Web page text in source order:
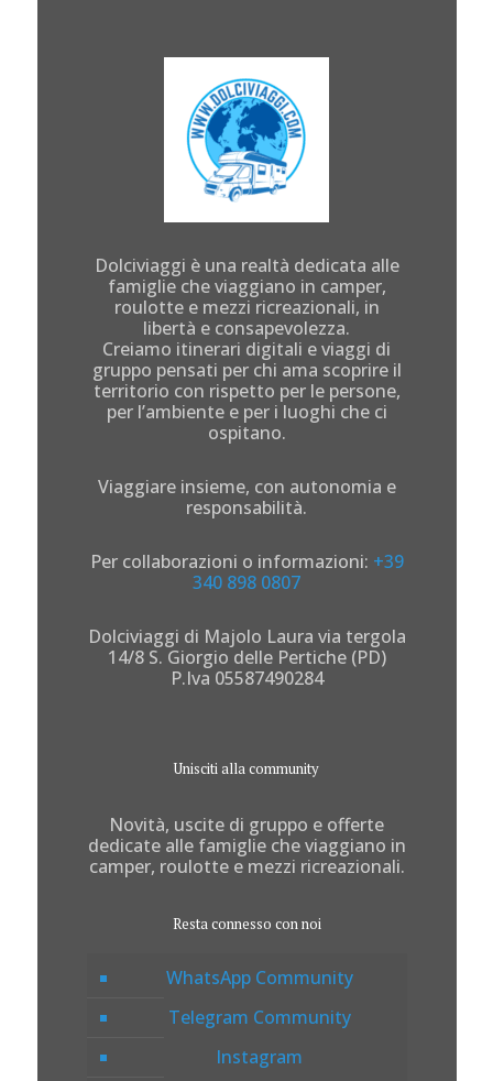
Dolciviaggi è una realtà dedicata alle
famiglie che viaggiano in camper,
roulotte e mezzi ricreazionali, in
libertà e consapevolezza.
Creiamo itinerari digitali e viaggi di
gruppo pensati per chi ama scoprire il
territorio con rispetto per le persone,
per l’ambiente e per i luoghi che ci
ospitano.
Viaggiare insieme, con autonomia e
responsabilità.
Per collaborazioni o informazioni: +39
340 898 0807
Dolciviaggi di Majolo Laura via tergola
14/8 S. Giorgio delle Pertiche (PD)
P.Iva 05587490284
Unisciti alla community
Novità, uscite di gruppo e offerte
dedicate alle famiglie che viaggiano in
camper, roulotte e mezzi ricreazionali.
Resta connesso con noi
WhatsApp Community
Telegram Community
Instagram